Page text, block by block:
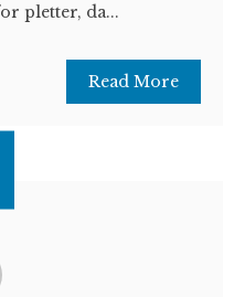
pletter, da...
Read More